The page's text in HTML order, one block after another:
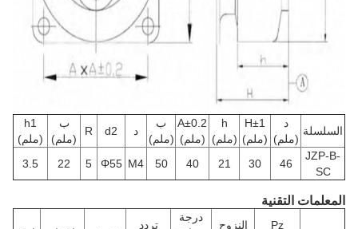
السلسلة
(ملم)
H±1
(ملم)
h
(ملم)
A±0.2
(ملم)
ب
(ملم)
d2
R
ب
(ملم)
h1
(ملم)
JZP-B-
SC
46
30
21
40
50
M4
Φ55
5
22
3.5
المعلمات التقنية
Pz
النزوح
درجة
تردد